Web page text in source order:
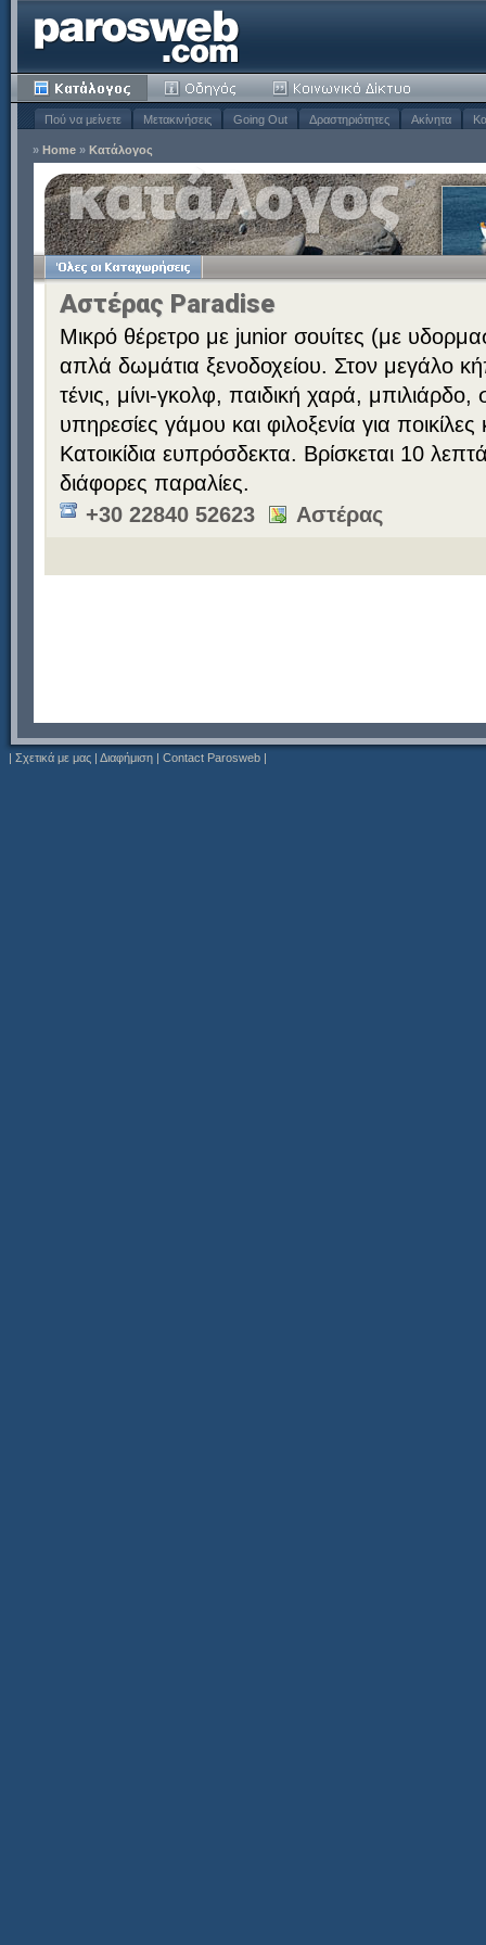
Πού να μείνετε Μετακινήσεις Going Out Δραστηριότητες Ακίνητα
» Home » Κατάλογος
Αστέρας Paradise
Μικρό θέρετρο με junior σουίτες (με
απλά δωμάτια ξενοδοχείου. Στον μεγάλο
τένις, μίνι-γκολφ, παιδική χαρά,
υπηρεσίες γάμου και φιλοξενία για
Κατοικίδια ευπρόσδεκτα. Βρίσκεται 10
διάφορες παραλίες.
+30 22840 52623
Αστέρας
| Σχετικά με μας | Διαφήμιση | Contact Parosweb |